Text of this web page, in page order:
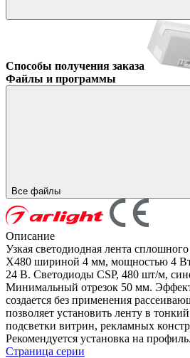
Способы получения заказа
Файлы и программы
Все файлы
Описание
Узкая светодиодная лента
X480 шириной 4 мм, мощностью 4
24 В. Светодиоды CSP, 480 шт/м,
Минимальный отрезок 50 мм.
создается без применения
позволяет установить ленту в
подсветки витрин, рекламных
Рекомендуется установка на профиль.
Страница серии